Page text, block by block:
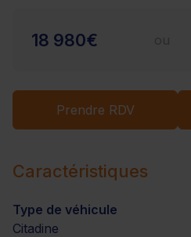
18 980€
Prendre RDV
Caractéristiques
Type de véhicule
Citadine